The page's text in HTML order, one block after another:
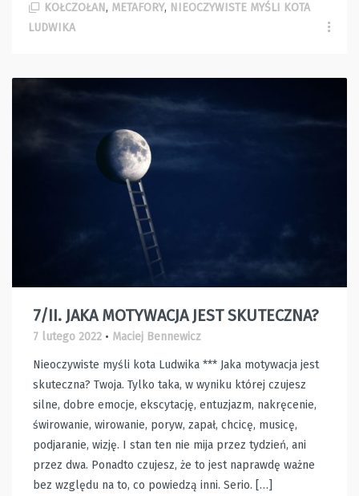
KOŁCZOŁAN, METAFORY, NIEOCZYWISTE MYŚLI KOTA
LUDWIKA
7/II. JAKA MOTYWACJA JEST SKUTECZNA?
7 lutego 2022 • Maciej Bennewicz
Nieoczywiste myśli kota Ludwika *** Jaka motywacja jest
skuteczna? Twoja. Tylko taka, w wyniku której czujesz
silne, dobre emocje, ekscytację, entuzjazm, nakręcenie,
świrowanie, wirowanie, poryw, zapał, chcicę, musicę,
podjaranie, wizję. I stan ten nie mija przez tydzień, ani
przez dwa. Ponadto czujesz, że to jest naprawdę ważne
bez względu na to, co powiedzą inni. Serio. […]